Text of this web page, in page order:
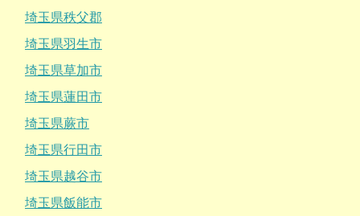
埼玉県秩父郡
埼玉県羽生市
埼玉県草加市
埼玉県蓮田市
埼玉県蕨市
埼玉県行田市
埼玉県越谷市
埼玉県飯能市